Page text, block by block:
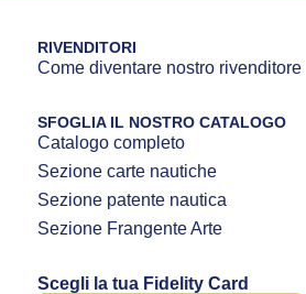
RIVENDITORI
Come diventare nostro rivenditore
SFOGLIA IL NOSTRO CATALOGO
Catalogo completo
Sezione carte nautiche
Sezione patente nautica
Sezione Frangente Arte
Scegli la tua Fidelity Card